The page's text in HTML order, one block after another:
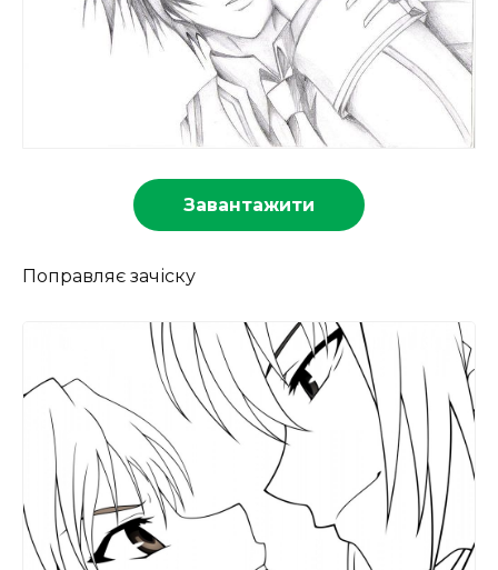
Завантажити
Поправляє зачіску